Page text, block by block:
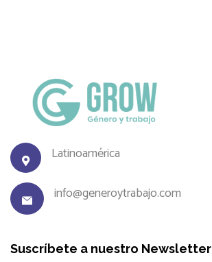
Latinoamérica
info@generoytrabajo.com
Suscríbete a nuestro Newsletter